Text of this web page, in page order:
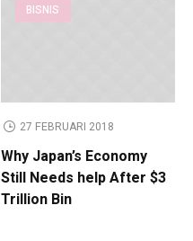
BISNIS
27 FEBRUARI 2018
Why Japan’s Economy
Still Needs help After $3
Trillion Bin